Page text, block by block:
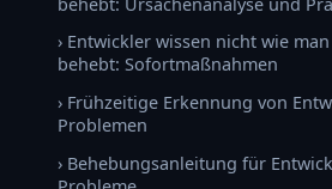
› Entwickler wissen nicht wie
behebt: Sofortmaßnahmen
› Frühzeitige Erkennung von
Problemen
› Behebungsanleitung für